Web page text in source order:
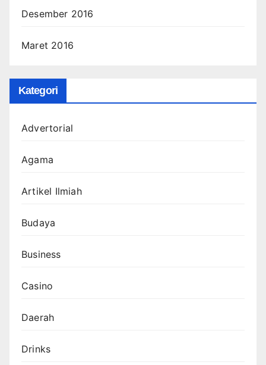
Desember 2016
Maret 2016
Kategori
Advertorial
Agama
Artikel Ilmiah
Budaya
Business
Casino
Daerah
Drinks